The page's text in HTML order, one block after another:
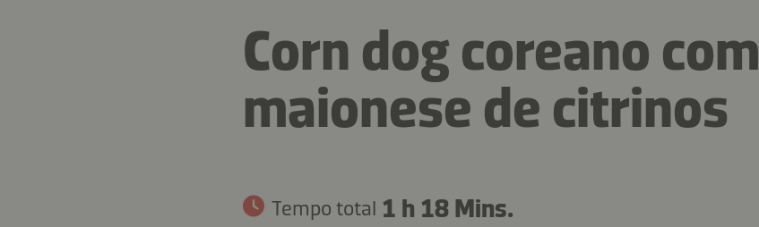
Corn dog coreano com
maionese de citrinos
Tempo total 1 h 18 Mins.